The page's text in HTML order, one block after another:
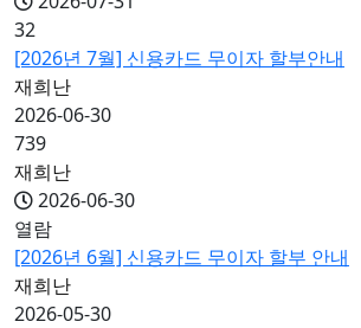
32
[2026년 7월] 신용카드 무이자 할부안내
재희난
2026-06-30
739
재희난
2026-06-30
열람
[2026년 6월] 신용카드 무이자 할부 안내
재희난
2026-05-30